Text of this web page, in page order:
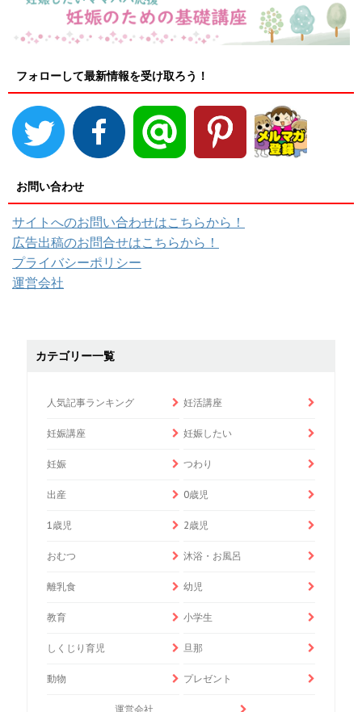
フォローして最新情報を受け取ろう！
お問い合わせ
サイトへのお問い合わせはこちらから！
広告出稿のお問合せはこちらから！
プライバシーポリシー
運営会社
カテゴリー一覧
人気記事ランキング 妊活講座
妊娠講座 妊娠したい
妊娠 つわり
出産 0歳児
1歳児 2歳児
おむつ 沐浴・お風呂
離乳食 幼児
教育 小学生
しくじり育児 旦那
動物 プレゼント
運営会社